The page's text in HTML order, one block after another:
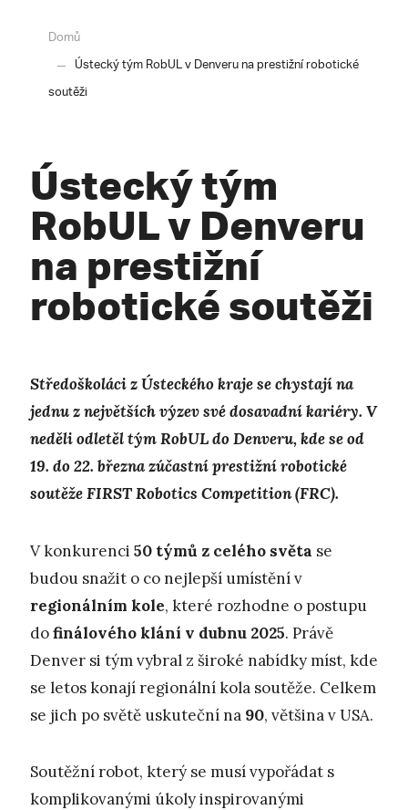
Domů
Ústecký tým RobUL v Denveru na prestižní robotické
soutěži
Ústecký tým
RobUL v Denveru
na prestižní
robotické soutěži
Středoškoláci z Ústeckého kraje se chystají na
jednu z největších výzev své dosavadní kariéry. V
neděli odletěl tým RobUL do Denveru, kde se od
19. do 22. března zúčastní prestižní robotické
soutěže FIRST Robotics Competition (FRC).
V konkurenci 50 týmů z celého světa se
budou snažit o co nejlepší umístění v
regionálním kole, které rozhodne o postupu
dofinálového klání v dubnu 2025. Právě
Denver si tým vybral z široké nabídky míst, kde
se letos konají regionální kola soutěže. Celkem
se jich po světě uskuteční na 90, většina v USA.
Soutěžní robot, který se musí vypořádat s
komplikovanými úkoly inspirovanými